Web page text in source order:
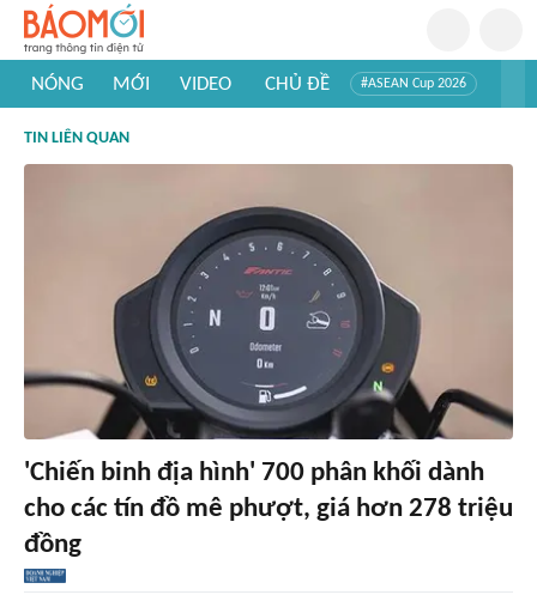
NÓNG MỚI VIDEO CHỦ ĐỀ #ASEAN Cup 2026
#Khám phá thế giới
TIN LIÊN QUAN
'Chiến binh địa hình' 700 phân khối dành
cho các tín đồ mê phượt, giá hơn 278 triệu
đồng